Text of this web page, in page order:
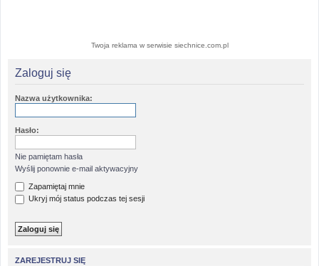
Twoja reklama w serwisie siechnice.com.pl
Zaloguj się
Nazwa użytkownika:
Hasło:
Nie pamiętam hasła
Wyślij ponownie e-mail aktywacyjny
Zapamiętaj mnie
Ukryj mój status podczas tej sesji
ZAREJESTRUJ SIĘ